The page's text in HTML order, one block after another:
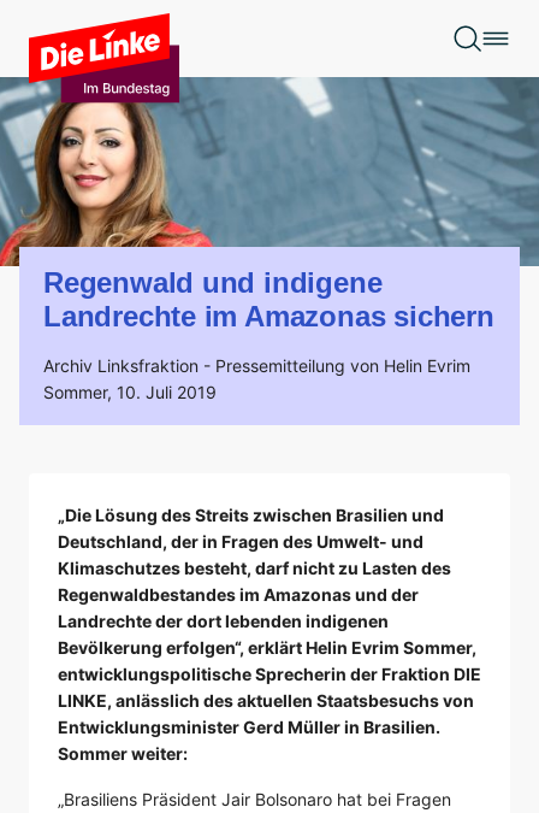
Zum Hauptinhalt springen
Regenwald und indigene
Landrechte im Amazonas sichern
Archiv Linksfraktion - Pressemitteilung von Helin Evrim
Sommer, 10. Juli 2019
„Die Lösung des Streits zwischen Brasilien und
Deutschland, der in Fragen des Umwelt- und
Klimaschutzes besteht, darf nicht zu Lasten des
Regenwaldbestandes im Amazonas und der
Landrechte der dort lebenden indigenen
Bevölkerung erfolgen“, erklärt Helin Evrim Sommer,
entwicklungspolitische Sprecherin der Fraktion DIE
LINKE, anlässlich des aktuellen Staatsbesuchs von
Entwicklungsminister Gerd Müller in Brasilien.
Sommer weiter:
„Brasiliens Präsident Jair Bolsonaro hat bei Fragen